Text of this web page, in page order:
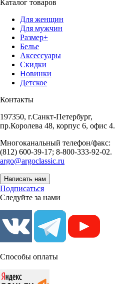
Каталог товаров
Для женщин
Для мужчин
Размер+
Белье
Аксессуары
Скидки
Новинки
Детское
Контакты
197350, г.Санкт-Петербург,
пр.Королева 48, корпус 6, офис 4.
Многоканальный телефон/факс:
(812) 600-39-17; 8-800-333-92-02.
argo@argoclassic.ru
Написать нам
Подписаться
Следуйте за нами
Способы оплаты